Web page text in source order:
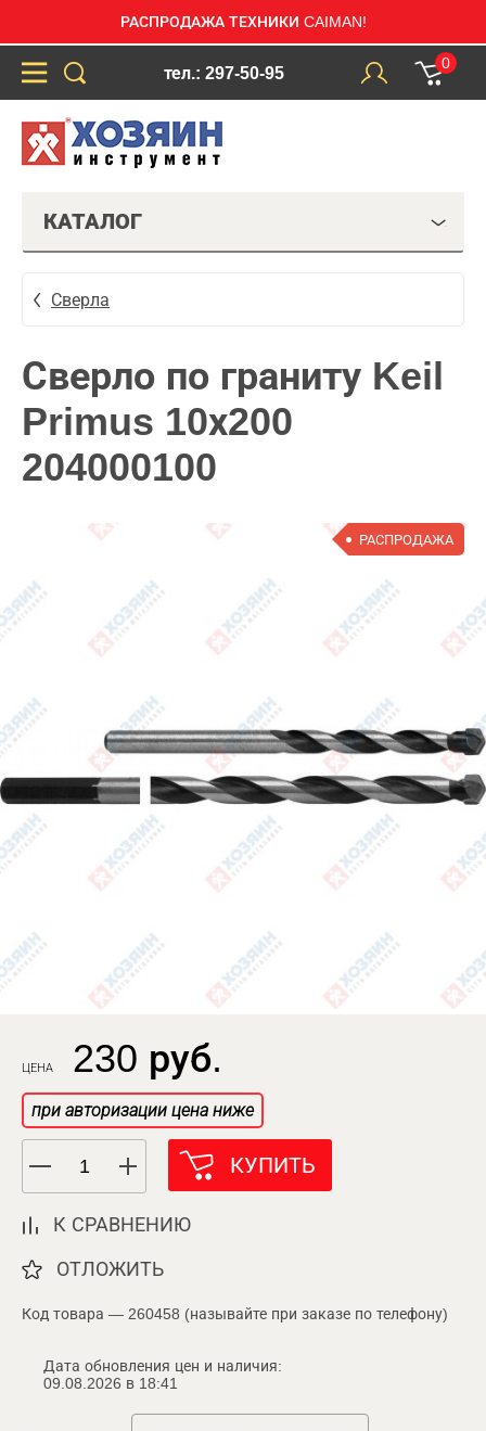
РАСПРОДАЖА ТЕХНИКИ CAIMAN!
тел.: 297-50-95
0
КАТАЛОГ
Сверла
Сверло по граниту Keil
Primus 10х200
204000100
РАСПРОДАЖА
ЦЕНА 230 руб.
при авторизации цена ниже
КУПИТЬ
К СРАВНЕНИЮ
ОТЛОЖИТЬ
Код товара — 260458 (называйте при заказе по телефону)
Дата обновления цен и наличия:
09.08.2026 в 18:41